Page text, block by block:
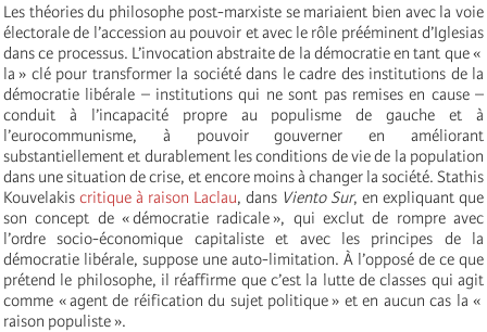
Les théories du philosophe post-marxiste se mariaient bien avec la voie
électorale de l’accession au pouvoir et avec le rôle prééminent d’Iglesias
dans ce processus. L’invocation abstraite de la démocratie en tant que «
la » clé pour transformer la société dans le cadre des institutions de la
démocratie libérale – institutions qui ne sont pas remises en cause –
conduit à l’incapacité propre au populisme de gauche et à
l’eurocommunisme, à pouvoir gouverner en améliorant
substantiellement et durablement les conditions de vie de la population
dans une situation de crise, et encore moins à changer la société. Stathis
Kouvelakis critique à raison Laclau, dans Viento Sur, en expliquant que
son concept de « démocratie radicale », qui exclut de rompre avec
l’ordre socio-économique capitaliste et avec les principes de la
démocratie libérale, suppose une auto-limitation. À l’opposé de ce que
prétend le philosophe, il réaffirme que c’est la lutte de classes qui agit
comme « agent de réification du sujet politique » et en aucun cas la «
raison populiste ».